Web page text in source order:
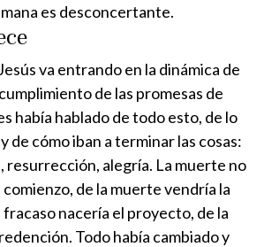
es desconcertante.
va entrando en la dinámica de
de las promesas de
había hablado de todo esto, de lo
de cómo iban a terminar las cosas:
resurrección, alegría. La muerte no
de la muerte vendría la
nacería el proyecto, de la
Todo había cambiado y